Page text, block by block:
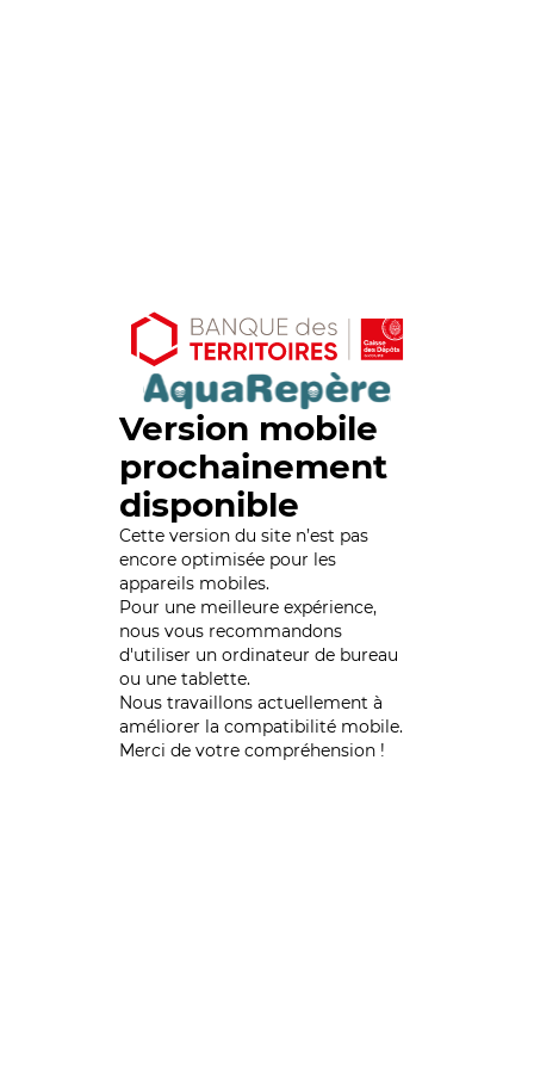
Version mobile
prochainement
disponible
Cette version du site n’est pas
encore optimisée pour les
appareils mobiles.
Pour une meilleure expérience,
nous vous recommandons
d'utiliser un ordinateur de bureau
ou une tablette.
Nous travaillons actuellement à
améliorer la compatibilité mobile.
Merci de votre compréhension !